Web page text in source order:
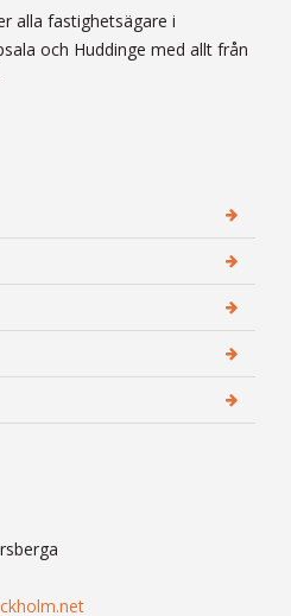
alla fastighetsägare i
och Huddinge med allt från